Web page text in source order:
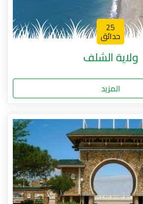
25
حدائق
ولاية الشلف
المزيد